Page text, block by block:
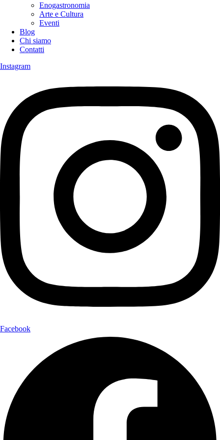
Enogastronomia
Arte e Cultura
Eventi
Blog
Chi siamo
Contatti
Instagram
Facebook